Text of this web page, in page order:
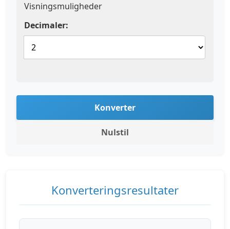
Visningsmuligheder
Decimaler:
Konverter
Nulstil
Konverteringsresultater